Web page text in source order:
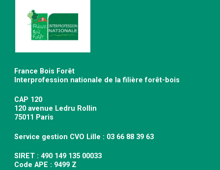
France Bois Forêt
Interprofession nationale de la filière forêt-bois
CAP 120
120 avenue Ledru Rollin
75011 Paris
Service gestion CVO Lille : 03 66 88 39 63
SIRET : 490 149 135 00033
Code APE : 9499 Z